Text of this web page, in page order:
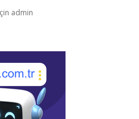
admin